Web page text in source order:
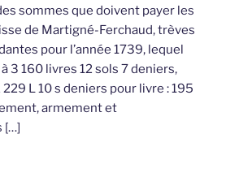
sommes que doivent payer les
de Martigné-Ferchaud, trèves
pour l’année 1739, lequel
3 160 livres 12 sols 7 deniers,
L 10 s deniers pour livre : 195
armement et
[…]